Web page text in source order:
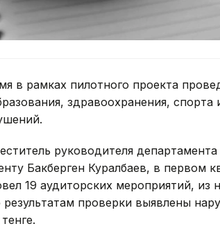
в рамках пилотного проекта
здравоохранения, спорта
руководителя
Бакберген Куралбаев, в первом
19 аудиторских мероприятий,
проверки выявлены